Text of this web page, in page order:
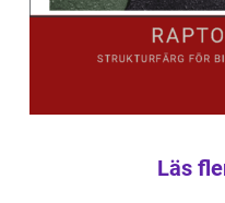
Läs